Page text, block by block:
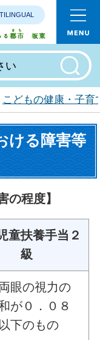
みんなで
こどもの健康・子育
ける障害等
の程度】
童扶養手当２
級
眼の視力の
が０．０８
以下のもの